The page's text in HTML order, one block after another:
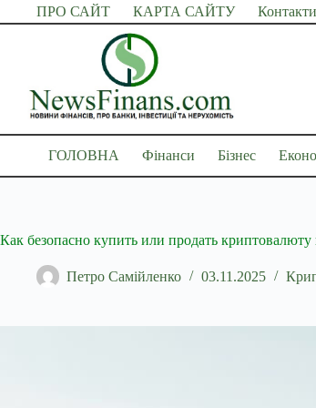
Перейти
до
ПРО САЙТ КАРТА САЙТУ Контакти
ГОЛОВНА Фінанси Бізнес
Как безопасно купить или продать
Петро Самійленко 03.11.2025